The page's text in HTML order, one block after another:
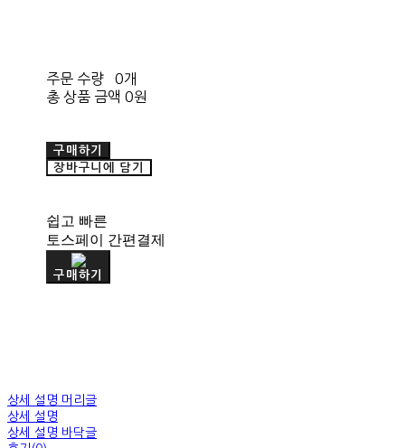
주문 수량
0개
총 상품 금액 0원
구매하기
장바구니에 담기
쉽고 빠른
토스페이 간편결제
구매하기
상세 설명 머리글
상세 설명
상세 설명 바닥글